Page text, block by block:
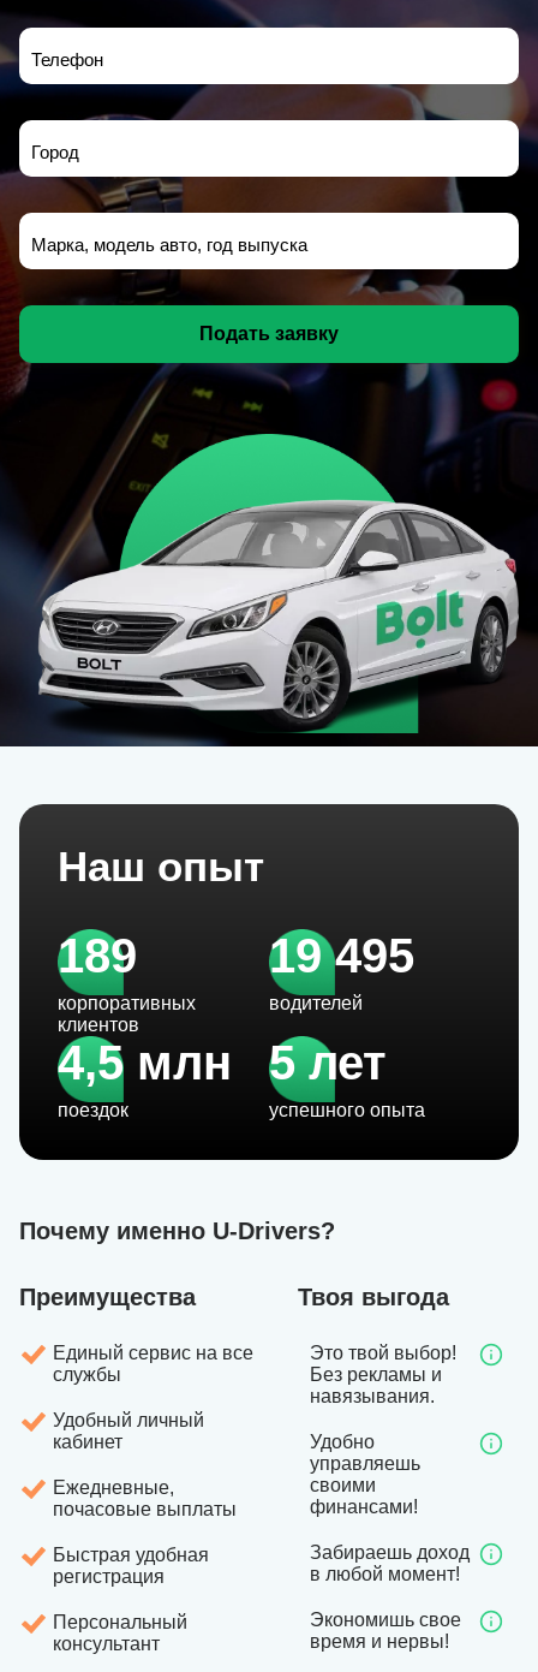
Телефон
Город
Марка, модель авто, год выпуска
Подать заявку
Наш опыт
189
корпоративных
клиентов
19 495
водителей
4,5 млн
поездок
5 лет
успешного опыта
Почему именно U-Drivers?
Преимущества
Единый сервис на все
службы
Удобный личный
кабинет
Ежедневные,
почасовые выплаты
Быстрая удобная
регистрация
Персональный
консультант
Твоя выгода
Это твой выбор!
Без рекламы и
навязывания.
Удобно
управляешь
своими
финансами!
Забираешь доход
в любой момент!
Экономишь свое
время и нервы!